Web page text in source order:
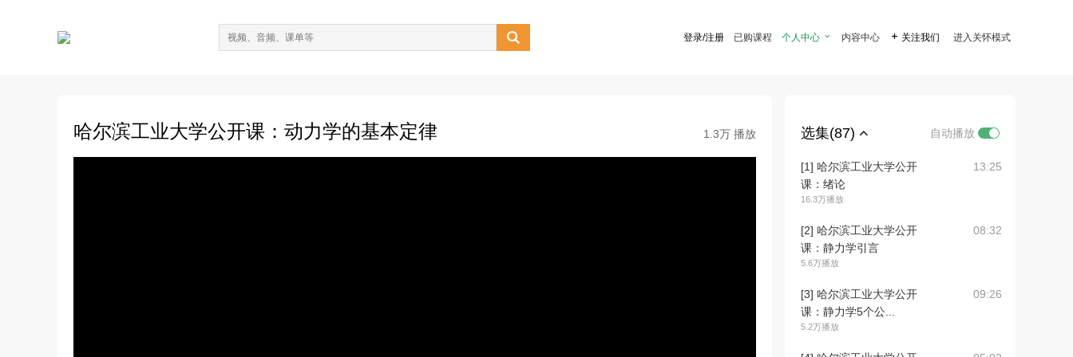
 登录/注册 已购课程 个人中心  内容中心  关注我们 进入关怀模式
哈尔滨工业大学公开课：动力学的基本定律 1.3万 播放 选集(87) 自动播放
[1] 哈尔滨工业大学公开
课：绪论
16.3万播放
13:25
[2] 哈尔滨工业大学公开
课：静力学引言
5.6万播放
08:32
[3] 哈尔滨工业大学公开
课：静力学5个公...
5.2万播放
09:26